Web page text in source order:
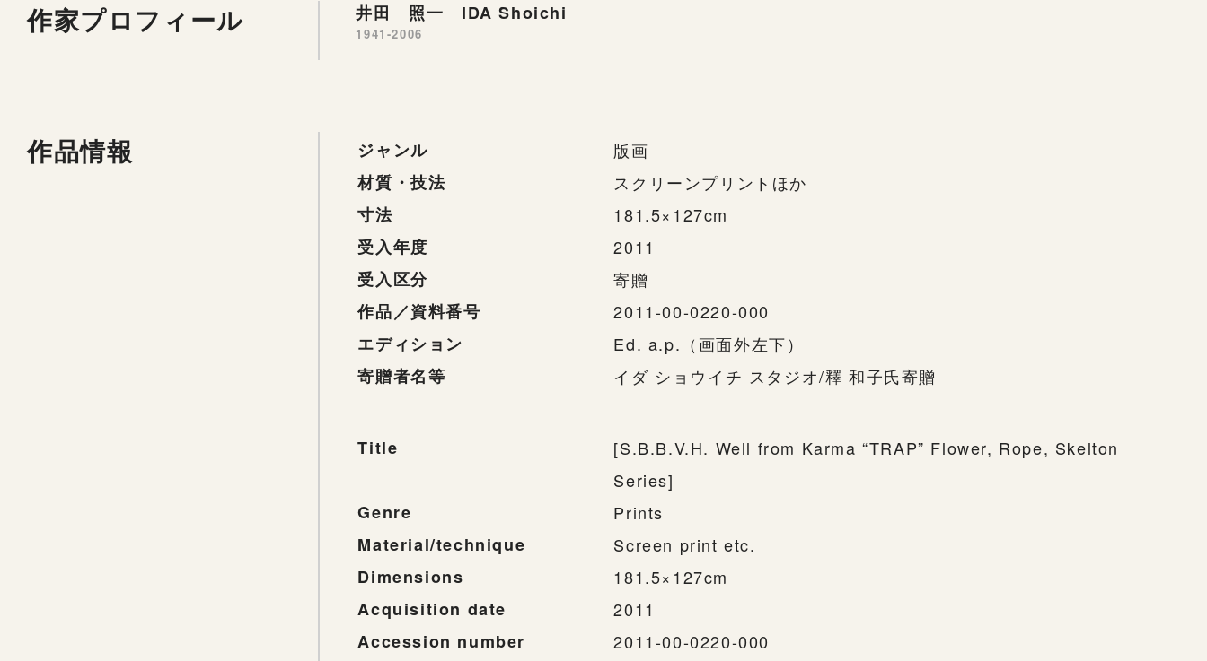
作家プロフィール 井田 照一 IDA Shoichi
1941-2006
作品情報 ジャンル
版画
材質・技法
スクリーンプリントほか
寸法
181.5×127cm
受入年度
2011
受入区分
寄贈
作品／資料番号
2011-00-0220-000
エディション
Ed. a.p.（画面外左下）
寄贈者名等
イダ ショウイチ スタジオ/釋 和子氏寄贈
Title
[S.B.B.V.H. Well from Karma “TRAP” Flower, Rope, Skelton
Series]
Genre
Prints
Material/technique
Screen print etc.
Dimensions
181.5×127cm
Acquisition date
2011
Accession number
2011-00-0220-000